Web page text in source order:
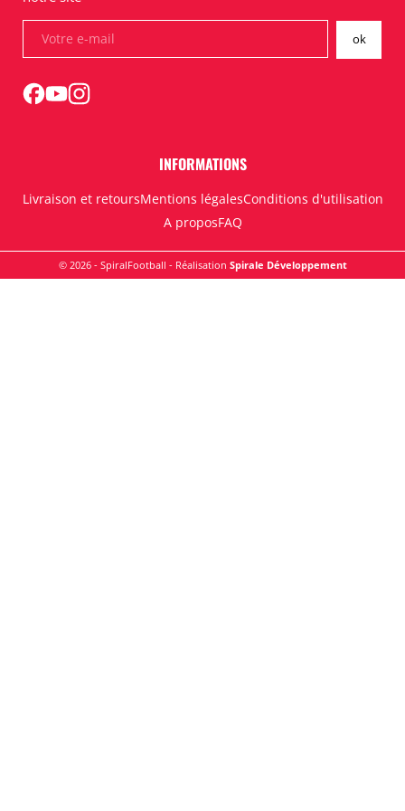
INFORMATIONS
Livraison et retoursMentions légalesConditions d'utilisation
A proposFAQ
© 2026 - SpiralFootball - Réalisation Spirale Développement